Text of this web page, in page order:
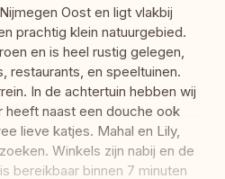
Oost en ligt vlakbij
prachtig klein natuurgebied.
en is heel rustig gelegen,
restaurants, en speeltuinen.
In de achtertuin hebben wij
heeft naast een douche ook
lieve katjes. Mahal en Lily,
Winkels zijn nabij en de
bereikbaar binnen 7 minuten